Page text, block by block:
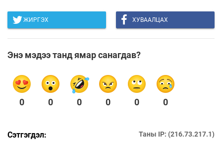
ЖИРГЭХ ХУВААЛЦАХ
Энэ мэдээ танд ямар санагдав?
0 0 0 0 0 0
Сэтгэгдэл: Таны IP: (216.73.217.1)